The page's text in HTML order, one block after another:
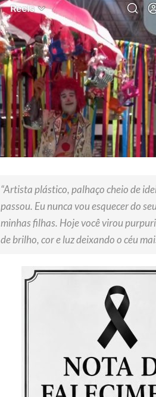
“Artista plástico, palhaço cheio de
passou. Eu nunca vou esquecer do
minhas filhas. Hoje você virou
de brilho, cor e luz deixando o céu